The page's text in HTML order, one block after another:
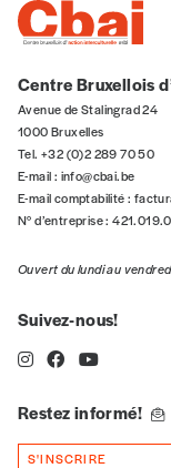
Centre Bruxellois
Avenue de Stalingrad 24
1000 Bruxelles
Tel. +32 (0)2 289 70 50
E-mail : info@cbai.be
E-mail comptabilité :
N° d’entreprise :
Ouvert du lundi au
Suivez-nous!
Restez informé!
S'INSCRIRE